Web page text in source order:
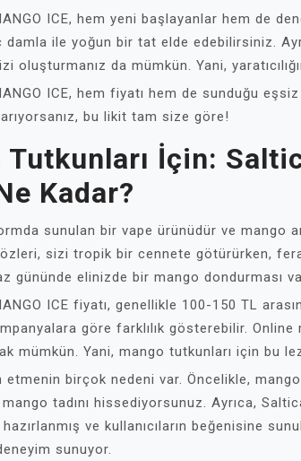
ICE, hem yeni başlayanlar hem de
damla ile yoğun bir tat elde edebilirsiniz.
oluşturmanız da mümkün. Yani,
ICE, hem fiyatı hem de sunduğu
bu likit tam size göre!
Tutkunları İçin:
Kadar?
sunulan bir vape ürünüdür ve mango
sizi tropik bir cennete götürürken,
gününde elinizde bir mango dondurması
ICE fiyatı, genellikle 100-150 TL
göre farklılık gösterebilir.
mümkün. Yani, mango tutkunları için bu
etmenin birçok nedeni var. Öncelikle,
tadını hissediyorsunuz. Ayrıca,
ve kullanıcıların beğenisine
sunuyor.